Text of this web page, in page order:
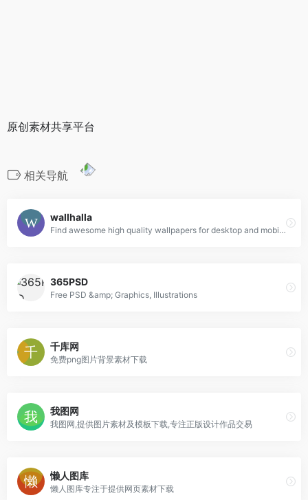
原创素材共享平台
相关导航
wallhalla
Find awesome high quality wallpapers for desktop and mobile in one place.
365PSD
Free PSD &amp; Graphics, Illustrations
千库网
免费png图片背景素材下载
我图网
我图网,提供图片素材及模板下载,专注正版设计作品交易
懒人图库
懒人图库专注于提供网页素材下载